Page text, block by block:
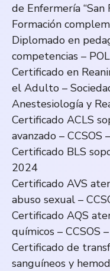
de Enfermería “San
Formación
Diplomado en
competencias –
Certificado en
el Adulto –
Anestesiología y
Certificado ACLS
avanzado – CCSOS
Certificado BLS
2024
Certificado AVS
abuso sexual –
Certificado AQS
químicos – CCSOS
Certificado de
sanguíneos y